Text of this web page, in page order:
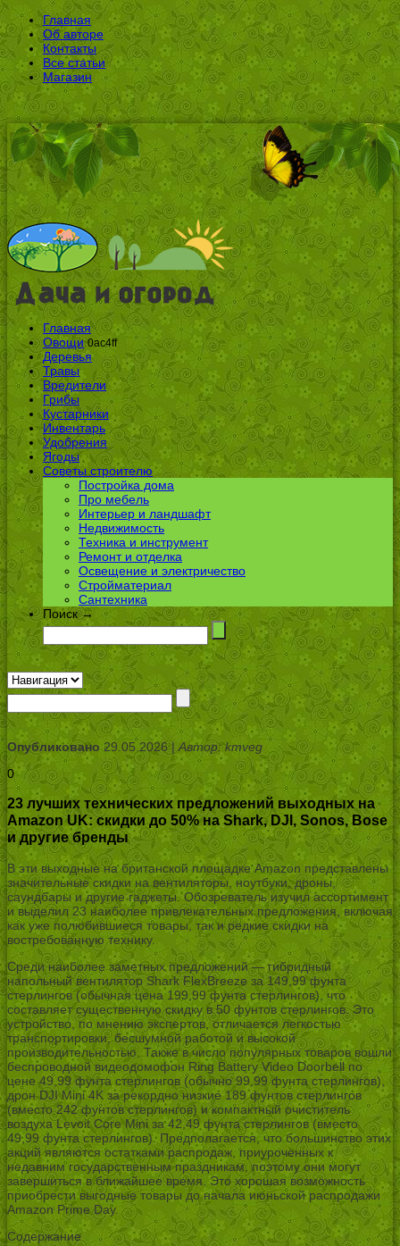
Главная
Об авторе
Контакты
Все статьи
Магазин
Главная
Овощи 0ac4ff
Деревья
Травы
Вредители
Грибы
Кустарники
Инвентарь
Удобрения
Ягоды
Советы строителю
Постройка дома
Про мебель
Интерьер и ландшафт
Недвижимость
Техника и инструмент
Ремонт и отделка
Освещение и электричество
Стройматериал
Сантехника
Поиск →
Опубликовано29.05.2026 |Автор: kmveg
0
23 лучших технических предложений выходных на
Amazon UK: скидки до 50% на Shark, DJI, Sonos, Bose
и другие бренды
В эти выходные на британской площадке Amazon представлены
значительные скидки на вентиляторы, ноутбуки, дроны,
саундбары и другие гаджеты. Обозреватель изучил ассортимент
и выделил 23 наиболее привлекательных предложения, включая
как уже полюбившиеся товары, так и редкие скидки на
востребованную технику.
Среди наиболее заметных предложений — гибридный
напольный вентилятор Shark FlexBreeze за 149,99 фунта
стерлингов (обычная цена 199,99 фунта стерлингов), что
составляет существенную скидку в 50 фунтов стерлингов. Это
устройство, по мнению экспертов, отличается легкостью
транспортировки, бесшумной работой и высокой
производительностью. Также в число популярных товаров вошли
беспроводной видеодомофон Ring Battery Video Doorbell по
цене 49,99 фунта стерлингов (обычно 99,99 фунта стерлингов),
дрон DJI Mini 4K за рекордно низкие 189 фунтов стерлингов
(вместо 242 фунтов стерлингов) и компактный очиститель
воздуха Levoit Core Mini за 42,49 фунта стерлингов (вместо
49,99 фунта стерлингов). Предполагается, что большинство этих
акций являются остатками распродаж, приуроченных к
недавним государственным праздникам, поэтому они могут
завершиться в ближайшее время. Это хорошая возможность
приобрести выгодные товары до начала июньской распродажи
Amazon Prime Day.
Содержание